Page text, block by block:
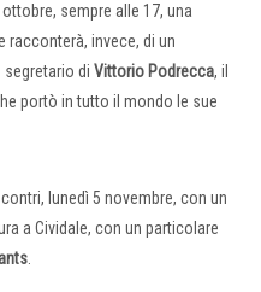
sempre alle 17, una
racconterà, invece, di un
segretario di Vittorio Podrecca, il
portò in tutto il mondo le sue
lunedì 5 novembre, con un
a Cividale, con un particolare